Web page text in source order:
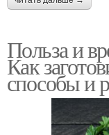
Польза и
Как
способы и